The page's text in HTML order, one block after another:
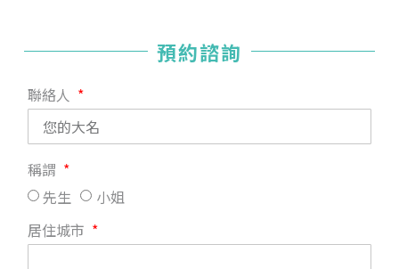
預約諮詢
聯絡人
稱謂
先生
小姐
居住城市